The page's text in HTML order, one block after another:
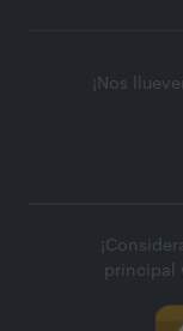
¡Nos
principal